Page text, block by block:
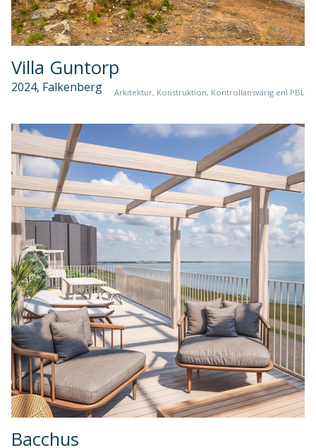
Villa Guntorp
2024, Falkenberg Arkitektur, Konstruktion, Kontrollansvarig enl PBL
Bacchus